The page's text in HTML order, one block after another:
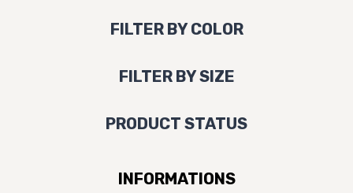
FILTER BY COLOR
FILTER BY SIZE
PRODUCT STATUS
INFORMATIONS